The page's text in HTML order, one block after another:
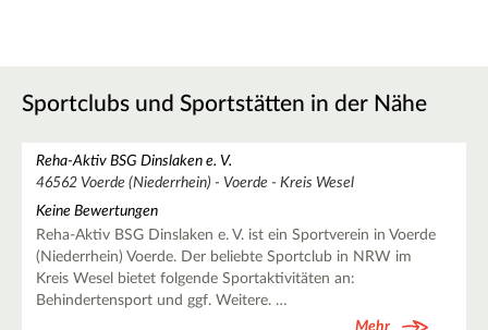
Sportclubs und Sportstätten in der Nähe
Reha-Aktiv BSG Dinslaken e. V.
46562 Voerde (Niederrhein) - Voerde - Kreis Wesel
Keine Bewertungen
Reha-Aktiv BSG Dinslaken e. V. ist ein Sportverein in Voerde
(Niederrhein) Voerde. Der beliebte Sportclub in NRW im
Kreis Wesel bietet folgende Sportaktivitäten an:
Behindertensport und ggf. Weitere. …
Mehr